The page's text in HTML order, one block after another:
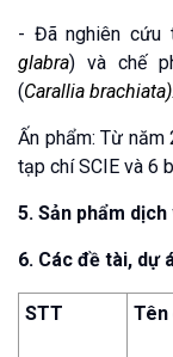
- Đã nghiên cứu
glabra) và chế
(Carallia brachiata)
Ấn phẩm: Từ
tạp chí SCIE và 6
5. Sản phẩm
6. Các đề tài, dự
STT Tên